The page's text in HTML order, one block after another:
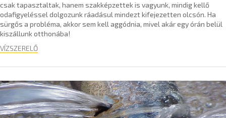
csak tapasztaltak, hanem szakképzettek is vagyunk, mindig kellő
odafigyeléssel dolgozunk ráadásul mindezt kifejezetten olcsón. Ha
sürgős a probléma, akkor sem kell aggódnia, mivel akár egy órán belül
kiszállunk otthonába!
VÍZSZERELŐ